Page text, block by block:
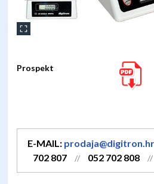
Prospekt
E-MAIL: prodaja@digitron.hr
702 807
// 052 702 808 //